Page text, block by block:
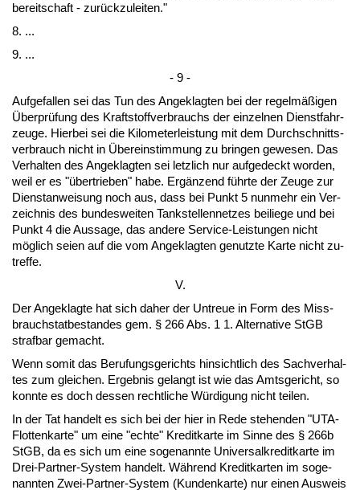
be­reit­schaft - zurück­zu­lei­ten."
8. ...
9. ...
- 9 -
Auf­ge­fal­len sei das Tun des An­ge­klag­ten bei der re­gelmäßigen
Über­prüfung des Kraft­stoff­ver­brauchs der ein­zel­nen Dienst­fahr­
zeu­ge. Hier­bei sei die Ki­lo­me­ter­leis­tung mit dem Durch­schnitts­
ver­brauch nicht in Übe­rein­stim­mung zu brin­gen ge­we­sen. Das
Ver­hal­ten des An­ge­klag­ten sei letz­lich nur auf­ge­deckt wor­den,
weil er es "über­trie­ben" ha­be. Ergänzend führ­te der Zeu­ge zur
Dienst­an­wei­sung noch aus, dass bei Punkt 5 nun­mehr ein Ver­
zeich­nis des bun­des­wei­ten Tank­stel­len­net­zes bei­lie­ge und bei
Punkt 4 die Aus­sa­ge, das an­de­re Ser­vice-Leis­tun­gen nicht
möglich sei­en auf die vom An­ge­klag­ten ge­nutz­te Kar­te nicht zu­
tref­fe.
V.
Der An­ge­klag­te hat sich da­her der Un­treue in Form des Miss­
brauch­stat­be­stan­des gem. § 266 Abs. 1 1. Al­ter­na­ti­ve StGB
straf­bar ge­macht.
Wenn so­mit das Be­ru­fungs­ge­richts hin­sicht­lich des Sach­ver­hal­
tes zum glei­chen. Er­geb­nis ge­langt ist wie das Amts­ge­richt, so
konn­te es doch des­sen recht­li­che Würdi­gung nicht tei­len.
In der Tat han­delt es sich bei der hier in Re­de ste­hen­den "UTA-
Flot­ten­kar­te" um ei­ne "ech­te" Kre­dit­kar­te im Sin­ne des § 266b
StGB, da es sich um ei­ne so­ge­nann­te Uni­ver­sal­kre­dit­kar­te im
Drei-Part­ner-Sys­tem han­delt. Während Kre­dit­kar­ten im so­ge­
nann­ten Zwei-Part­ner-Sys­tem (Kun­den­kar­te) nur ei­nen Aus­weis